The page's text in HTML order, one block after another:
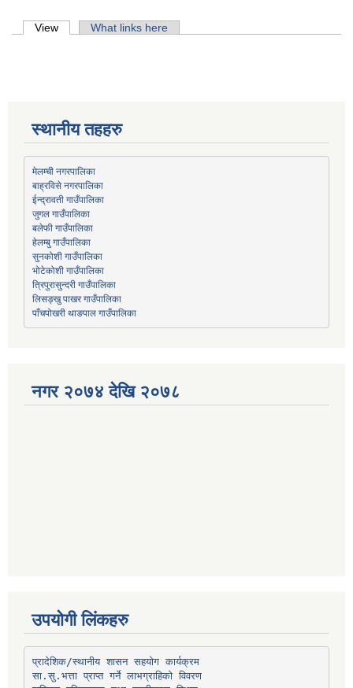
Primary tabs
View (active tab)What links here
स्थानीय तहहरु
मेलम्ची नगरपालिका
बाह्रविसे नगरपालिका
ईन्द्रावती गाउँपालिका
जुगल गाउँपालिका
बलेफी गाउँपालिका
हेलम्बु गाउँपालिका
सुनकोशी गाउँपालिका
भोटेकोशी गाउँपालिका
त्रिपुरासुन्दरी गाउँपालिका
लिसङ्खु पाखर गाउँपालिका
पाँचपोखरी थाङपाल गाउँपालिका
नगर २०७४ देखि २०७८
उपयोगी लिंकहरु
प्रादेशिक/स्थानीय शासन सहयोग कार्यक्रम
सा.सु.भत्ता प्राप्त गर्ने लाभग्राहिको विवरण